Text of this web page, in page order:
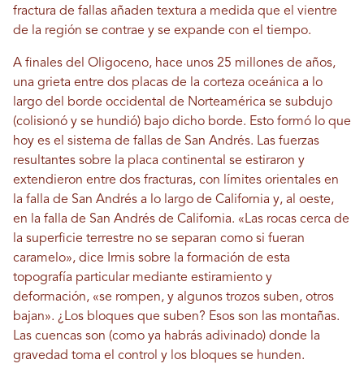
fractura de fallas añaden textura a medida que el vientre
de la región se contrae y se expande con el tiempo.
A finales del Oligoceno, hace unos 25 millones de años,
una grieta entre dos placas de la corteza oceánica a lo
largo del borde occidental de Norteamérica se subdujo
(colisionó y se hundió) bajo dicho borde. Esto formó lo que
hoy es el sistema de fallas de San Andrés. Las fuerzas
resultantes sobre la placa continental se estiraron y
extendieron entre dos fracturas, con límites orientales en
la falla de San Andrés a lo largo de California y, al oeste,
en la falla de San Andrés de California. «Las rocas cerca de
la superficie terrestre no se separan como si fueran
caramelo», dice Irmis sobre la formación de esta
topografía particular mediante estiramiento y
deformación, «se rompen, y algunos trozos suben, otros
bajan». ¿Los bloques que suben? Esos son las montañas.
Las cuencas son (como ya habrás adivinado) donde la
gravedad toma el control y los bloques se hunden.